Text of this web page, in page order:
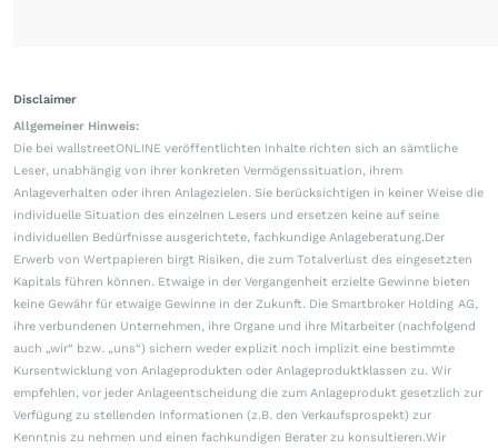
Disclaimer
Allgemeiner Hinweis:
Die bei wallstreetONLINE veröffentlichten Inhalte richten sich an sämtliche
Leser, unabhängig von ihrer konkreten Vermögenssituation, ihrem
Anlageverhalten oder ihren Anlagezielen. Sie berücksichtigen in keiner Weise die
individuelle Situation des einzelnen Lesers und ersetzen keine auf seine
individuellen Bedürfnisse ausgerichtete, fachkundige Anlageberatung.Der
Erwerb von Wertpapieren birgt Risiken, die zum Totalverlust des eingesetzten
Kapitals führen können. Etwaige in der Vergangenheit erzielte Gewinne bieten
keine Gewähr für etwaige Gewinne in der Zukunft. Die Smartbroker Holding AG,
ihre verbundenen Unternehmen, ihre Organe und ihre Mitarbeiter (nachfolgend
auch „wir“ bzw. „uns“) sichern weder explizit noch implizit eine bestimmte
Kursentwicklung von Anlageprodukten oder Anlageproduktklassen zu. Wir
empfehlen, vor jeder Anlageentscheidung die zum Anlageprodukt gesetzlich zur
Verfügung zu stellenden Informationen (z.B. den Verkaufsprospekt) zur
Kenntnis zu nehmen und einen fachkundigen Berater zu konsultieren.Wir